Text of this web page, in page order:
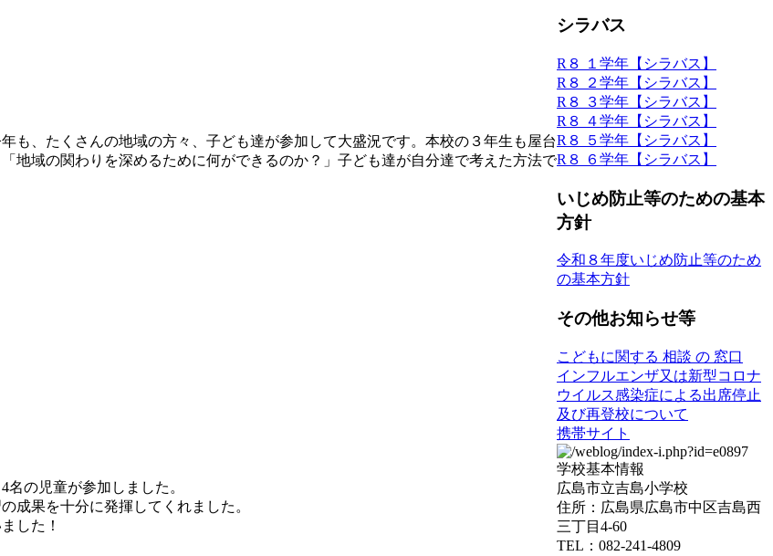
も、たくさんの地域の方々、子ども達が参加して大盛況です。本校の３年生も屋台
地域の関わりを深めるために何ができるのか？」子ども達が自分達で考えた方法で
の児童が参加しました。
成果を十分に発揮してくれました。
した！
シラバス
R８ １学年【シラバス】
R８ ２学年【シラバス】
R８ ３学年【シラバス】
R８ ４学年【シラバス】
R８ ５学年【シラバス】
R８ ６学年【シラバス】
いじめ防止等のための基本
方針
令和８年度いじめ防止等のため
の基本方針
その他お知らせ等
こどもに関する 相談 の 窓口
インフルエンザ又は新型コロナ
ウイルス感染症による出席停止
及び再登校について
携帯サイト
学校基本情報
広島市立吉島小学校
住所：広島県広島市中区吉島西
三丁目4-60
TEL：082-241-4809